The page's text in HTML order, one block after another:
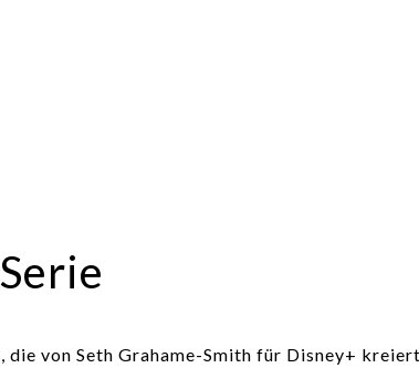
von Seth Grahame-Smith für Disney+